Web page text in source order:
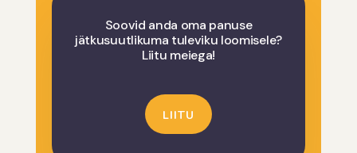
Soovid anda oma panuse
jätkusuutlikuma tuleviku loomisele?
Liitu meiega!
LIITU